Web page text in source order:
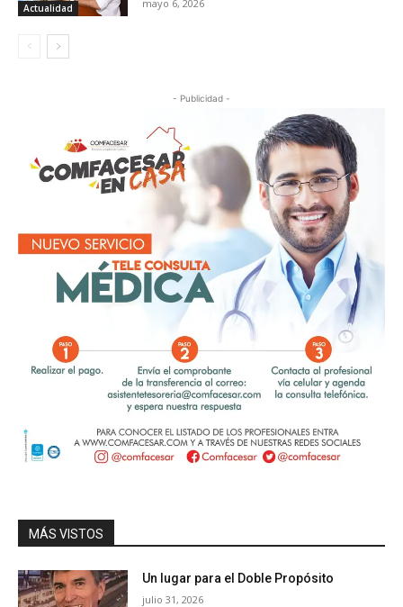
Actualidad mayo 6, 2026
- Publicidad -
MÁS VISTOS
Un lugar para el Doble Propósito
julio 31, 2026